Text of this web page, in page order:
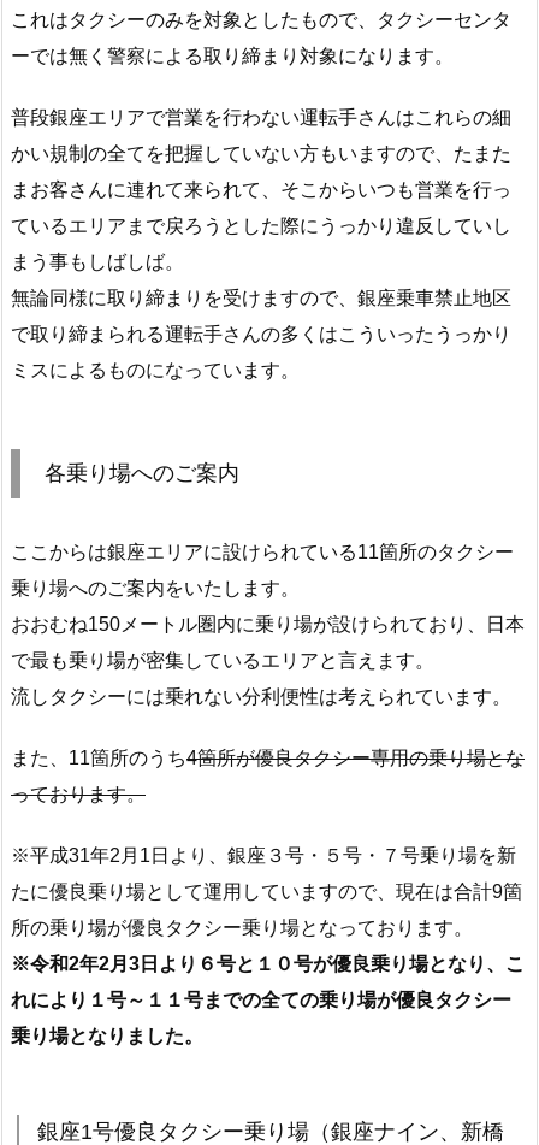
これはタクシーのみを対象としたもので、タクシーセンタ
ーでは無く警察による取り締まり対象になります。
普段銀座エリアで営業を行わない運転手さんはこれらの細
かい規制の全てを把握していない方もいますので、たまた
まお客さんに連れて来られて、そこからいつも営業を行っ
ているエリアまで戻ろうとした際にうっかり違反していし
まう事もしばしば。
無論同様に取り締まりを受けますので、銀座乗車禁止地区
で取り締まられる運転手さんの多くはこういったうっかり
ミスによるものになっています。
各乗り場へのご案内
ここからは銀座エリアに設けられている11箇所のタクシー
乗り場へのご案内をいたします。
おおむね150メートル圏内に乗り場が設けられており、日本
で最も乗り場が密集しているエリアと言えます。
流しタクシーには乗れない分利便性は考えられています。
また、11箇所のうち4箇所が優良タクシー専用の乗り場とな
っております。
※平成31年2月1日より、銀座３号・５号・７号乗り場を新
たに優良乗り場として運用していますので、現在は合計9箇
所の乗り場が優良タクシー乗り場となっております。
※令和2年2月3日より６号と１０号が優良乗り場となり、こ
れにより１号～１１号までの全ての乗り場が優良タクシー
乗り場となりました。
銀座1号優良タクシー乗り場（銀座ナイン、新橋